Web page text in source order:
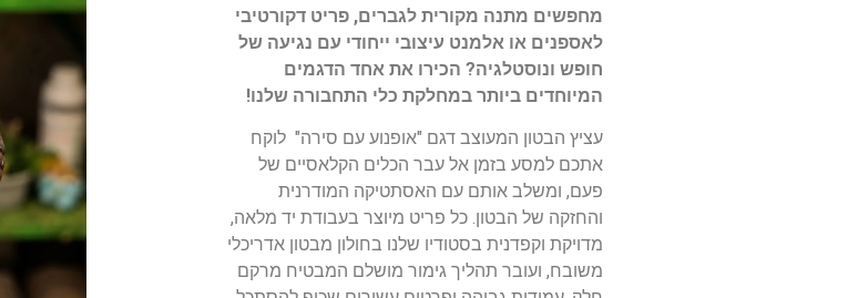
מחפשים מתנה מקורית לגברים, פריט דקורטיבי
לאספנים או אלמנט עיצובי ייחודי עם נגיעה של
חופש ונוסטלגיה? הכירו את אחד הדגמים
המיוחדים ביותר במחלקת כלי התחבורה שלנו!
עציץ הבטון המעוצב דגם "אופנוע עם סירה" לוקח
אתכם למסע בזמן אל עבר הכלים הקלאסיים של
פעם, ומשלב אותם עם האסתטיקה המודרנית
והחזקה של הבטון. כל פריט מיוצר בעבודת יד מלאה,
מדויקת וקפדנית בסטודיו שלנו בחולון מבטון אדריכלי
משובח, ועובר תהליך גימור מושלם המבטיח מרקם